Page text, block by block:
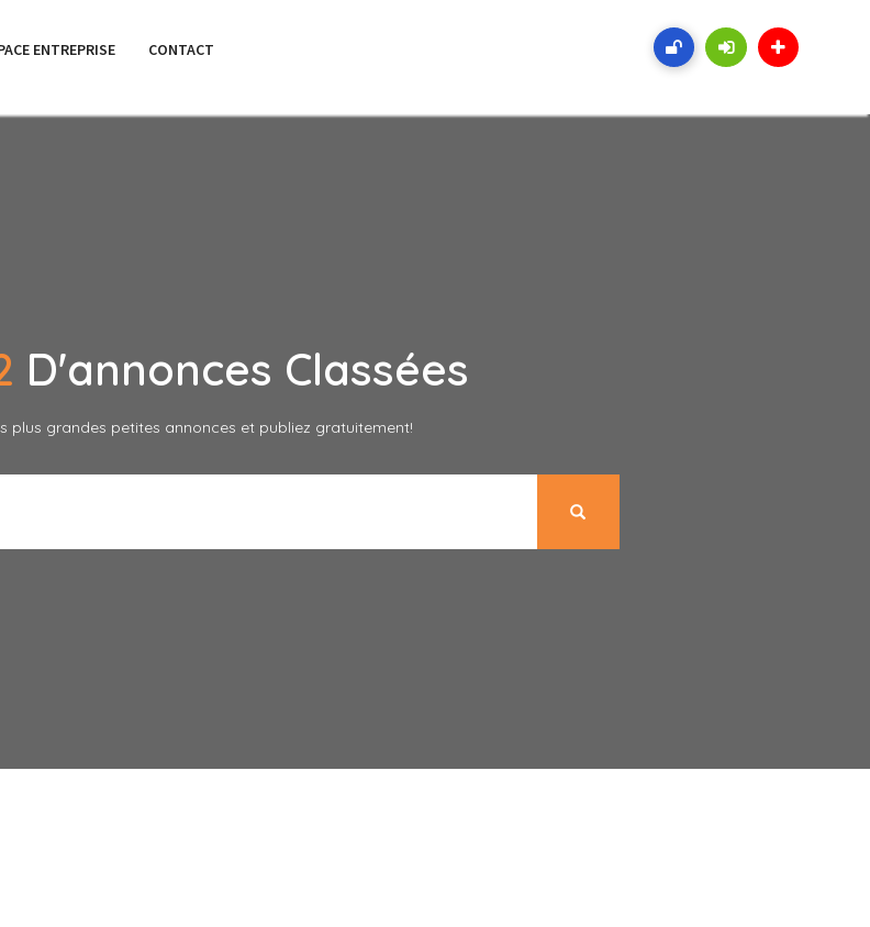
ENTREPRISE CONTACT
D'annonces Classées
plus grandes petites annonces et publiez gratuitement!